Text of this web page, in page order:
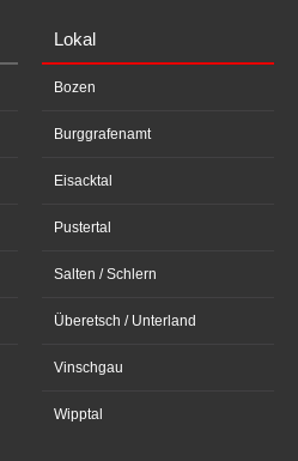
Lokal
Bozen
Burggrafenamt
Eisacktal
Pustertal
Salten / Schlern
Überetsch / Unterland
Vinschgau
Wipptal